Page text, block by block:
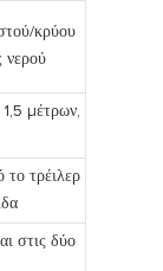
κρύου
νερού
μέτρων,
το τρέιλερ
στις δύο